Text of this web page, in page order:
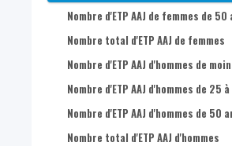
Nombre de postes de travail salarié
Nombre d'ETP AAJ de femmes de
Nombre total d'ETP AAJ de femmes
Nombre d'ETP AAJ d'hommes de
Nombre d'ETP AAJ d'hommes de 25
Nombre d'ETP AAJ d'hommes de 50
Nombre total d'ETP AAJ d'hommes